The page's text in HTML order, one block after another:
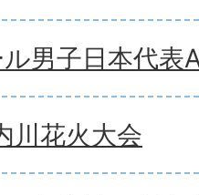
男子日本代表
川花火大会